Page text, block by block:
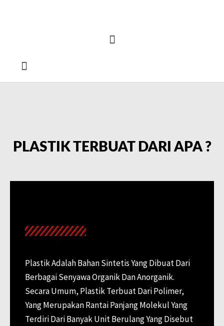
PLASTIK TERBUAT DARI APA ?
Plastik Adalah Bahan Sintetis Yang Dibuat Dari
Berbagai Senyawa Organik Dan Anorganik.
Secara Umum, Plastik Terbuat Dari Polimer,
Yang Merupakan Rantai Panjang Molekul Yang
Terdiri Dari Banyak Unit Berulang Yang Disebut